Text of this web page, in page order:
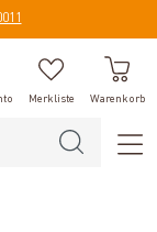
Merkliste Warenkorb